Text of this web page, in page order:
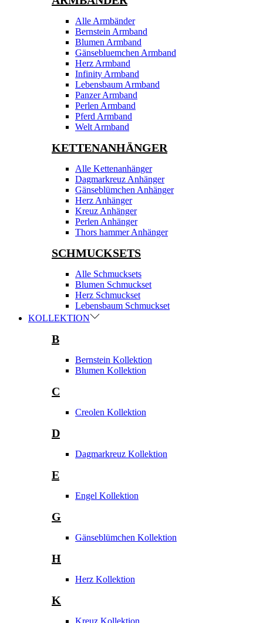
Alle Armbänder
Bernstein Armband
Blumen Armband
Gänsebluemchen Armband
Herz Armband
Infinity Armband
Lebensbaum Armband
Panzer Armband
Perlen Armband
Pferd Armband
Welt Armband
KETTENANHÄNGER
Alle Kettenanhänger
Dagmarkreuz Anhänger
Gänseblümchen Anhänger
Herz Anhänger
Kreuz Anhänger
Perlen Anhänger
Thors hammer Anhänger
SCHMUCKSETS
Alle Schmucksets
Blumen Schmuckset
Herz Schmuckset
Lebensbaum Schmuckset
KOLLEKTION
B
Bernstein Kollektion
Blumen Kollektion
C
Creolen Kollektion
D
Dagmarkreuz Kollektion
E
Engel Kollektion
G
Gänseblümchen Kollektion
H
Herz Kollektion
K
Kreuz Kollektion